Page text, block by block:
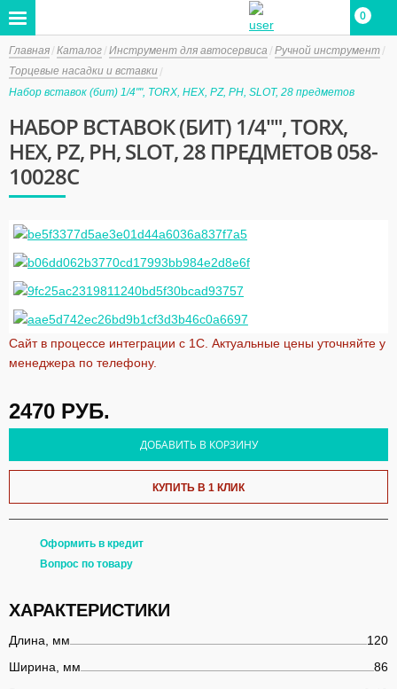
0
Главная Каталог Инструмент для автосервиса
Ручной инструмент
Торцевые насадки и вставки
Набор вставок (бит) 1/4"", TORX, HEX, PZ, PH, SLOT, 28 предметов
НАБОР ВСТАВОК (БИТ) 1/4"", TORX,
HEX, PZ, PH, SLOT, 28 ПРЕДМЕТОВ 058-
10028C
Сайт в процессе интеграции с 1С. Актуальные цены уточняйте у
менеджера по телефону.
2470 РУБ.
ДОБАВИТЬ В КОРЗИНУ
КУПИТЬ В 1 КЛИК
Оформить в кредит
Вопрос по товару
ХАРАКТЕРИСТИКИ
Длина, мм
120
Ширина, мм
86